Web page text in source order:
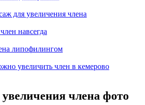
для увеличения члена
навсегда
липофилингом
увеличить член в кемерово
увеличения члена фото